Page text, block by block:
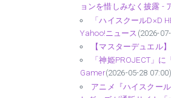
ョンを惜しみなく披露 -
「ハイスクールD×D
Yahoo!ニュース (2026-
【マスターデュエル
「神姫PROJECT」
Gamer(2026-05-28 07:00)
アニメ『ハイスクー